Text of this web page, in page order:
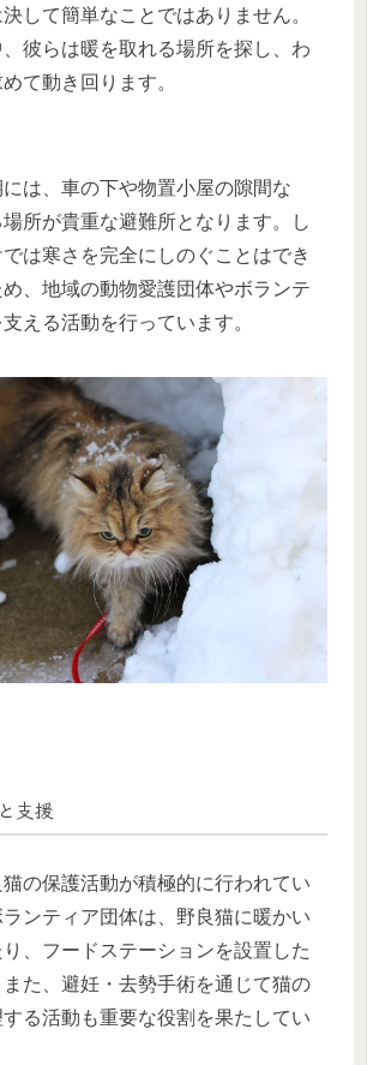
して簡単なことではありません。
彼らは暖を取れる場所を探し、わ
て動き回ります。
は、車の下や物置小屋の隙間な
所が貴重な避難所となります。し
は寒さを完全にしのぐことはでき
、地域の動物愛護団体やボランテ
える活動を行っています。
支援
の保護活動が積極的に行われてい
ンティア団体は、野良猫に暖かい
、フードステーションを設置した
た、避妊・去勢手術を通じて猫の
る活動も重要な役割を果たしてい